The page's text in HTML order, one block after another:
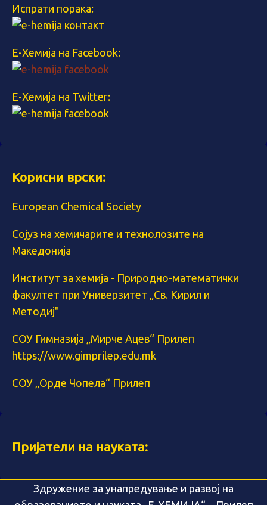
Испрати порака:
Е-Хемија на Facebook:
Е-Хемија на Twitter:
Корисни врски:
European Chemical Society
Сојуз на хемичарите и технолозите на
Македонија
Институт за хемија - Природно-математички
факултет при Универзитет „Св. Кирил и
Методиј"
СОУ Гимназија „Мирче Ацев“ Прилеп
https://www.gimprilep.edu.mk
СОУ „Орде Чопела“ Прилеп
Пријатели на науката:
Здружение за унапредување и развој на